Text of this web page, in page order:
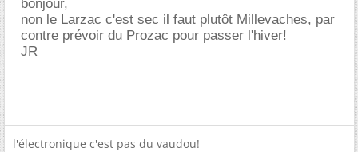
bonjour,
non le Larzac c'est sec il faut plutôt Millevaches, par
contre prévoir du Prozac pour passer l'hiver!
JR
l'électronique c'est pas du vaudou!